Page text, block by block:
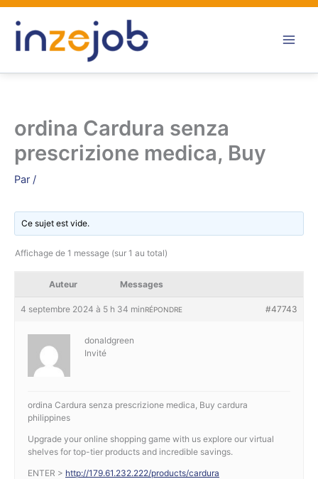
Aller
contenu
ordina Cardura senza
prescrizione medica, Buy
Par /
Ce sujet est vide.
Affichage de 1 message (sur 1 au total)
Auteur Messages
4 septembre 2024 à 5 h 34 min #47743
RÉPONDRE
donaldgreen
Invité
ordina Cardura senza prescrizione medica, Buy cardura
philippines
Upgrade your online shopping game with us explore our virtual
shelves for top-tier products and incredible savings.
ENTER > http://179.61.232.222/products/cardura